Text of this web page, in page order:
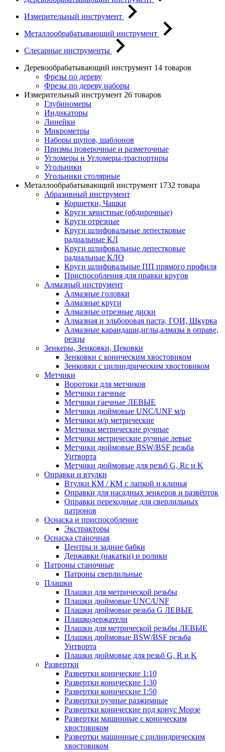
Измерительный инструмент
Металлообрабатывающий инструмент
Слесарные инструменты
Деревообрабатывающий инструмент 14 товаров
Фрезы по дереву
Фрезы по дереву наборы
Измерительный инструмент 26 товаров
Глубиномеры
Индикаторы
Линейки
Микрометры
Наборы щупов, шаблонов
Призмы поверочные и разметочные
Угломеры и Угломеры-траспортиры
Угольники
Угольники столярные
Металлообрабатывающий инструмент 1732 товара
Абразивный инструмент
Корщетки, Чашки
Круги зачистные (обдирочные)
Круги отрезные
Круги шлифовальные лепестковые
радиальные КЛ
Круги шлифовальные лепестковые
радиальные КЛО
Круги шлифовальные ПП прямого профиля
Приспособления для правки кругов
Алмазный инструмент
Алмазные головки
Алмазные круги
Алмазные отрезные диски
Алмазная и эльборовая паста, ГОИ, Шкурка
Алмазные карандаши,иглы,алмазы в оправе,
резцы
Зенкеры, Зенковки, Цековки
Зенковки с коническим хвостовиком
Зенковки с цилиндрическим хвостовиком
Метчики
Воротоки для метчиков
Метчики гаечные
Метчики гаечные ЛЕВЫЕ
Метчики дюймовые UNC/UNF м/р
Метчики м/р метрические
Метчики метрические ручные
Метчики метрические ручные левые
Метчики дюймовые BSW/BSF резьба
Уитворта
Метчики дюймовые для резьб G, Rc и K
Оправки и втулки
Втулки КМ / КМ с лапкой и клинья
Оправки для насадных зенкеров и развёрток
Оправки переходные для сверлильных
патронов
Оснаска и приспособление
Экстракторы
Оснаска станочная
Центры и задние бабки
Державки (накатки) и ролики
Патроны станочные
Патроны сверлильные
Плашки
Плашки для метрической резьбы
Плашки дюймовые UNC/UNF
Плашки дюймовые резьба G ЛЕВЫЕ
Плашкодержатели
Плашки для метрической резьбы ЛЕВЫЕ
Плашки дюймовые BSW/BSF резьба
Уитворта
Плашки дюймовые для резьб G, R и K
Развертки
Развертки конические 1:10
Развертки конические 1:30
Развертки конические 1:50
Развертки ручные разжимные
Развертки конические под конус Морзе
Развертки машинные с коническим
хвостовиком
Развертки машинные с цилиндрическим
хвостовиком